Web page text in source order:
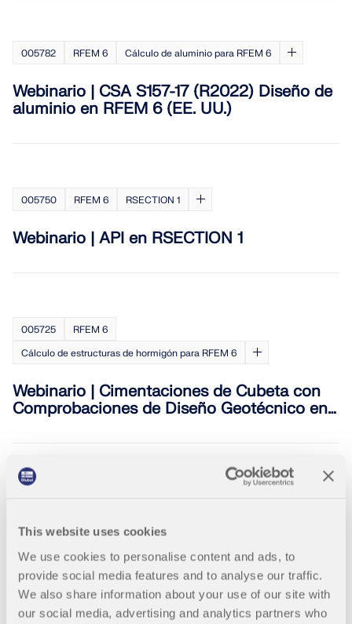
This website uses cookies
We use cookies to personalise content and ads, to
provide social media features and to analyse our traffic.
We also share information about your use of our site with
our social media, advertising and analytics partners who
005782 RFEM 6 Cálculo de aluminio para RFEM 6
Webinario | CSA S157-17 (R2022) Diseño de
aluminio en RFEM 6 (EE. UU.)
005750 RFEM 6 RSECTION 1
Webinario | API en RSECTION 1
005725
RFEM 6
Cálculo de estructuras de hormigón para RFEM 6
Webinario | Cimentaciones de Cubeta con
Comprobaciones de Diseño Geotécnico en
Webinario | Análisis de Historia de Tiempo
No Lineal en RFEM 6 y RSTAB 9